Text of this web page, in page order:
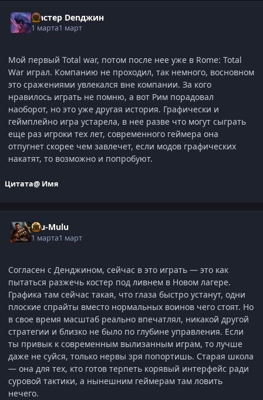
Мастер Denджин
1 марта1 март
Мой первый Total war, потом после нее уже в Rome: Total
War играл. Компанию не проходил, так немного, восновном
это сражениями увлекался вне компании. За кого
нравилось играть не помню, а вот Рим порадовал
наоборот, но это уже другая история. Графически и
геймплейно игра устарела, в нее разве что могут сыграть
еще раз игроки тех лет, современного геймера она
отпугнет скорее чем завлечет, если модов графических
накатят, то возможно и попробуют.
Цитата@ Имя
Ulu-Mulu
1 марта1 март
Согласен с Денджином, сейчас в это играть — это как
пытаться разжечь костер под ливнем в Новом лагере.
Графика там сейчас такая, что глаза быстро устанут, одни
плоские спрайты вместо нормальных воинов чего стоят. Но
в свое время масштаб реально впечатлял, никакой другой
стратегии и близко не было по глубине управления. Если
ты привык к современным вылизанным играм, то лучше
даже не суйся, только нервы зря попортишь. Старая школа
— она для тех, кто готов терпеть корявый интерфейс ради
суровой тактики, а нынешним геймерам там ловить
нечего.